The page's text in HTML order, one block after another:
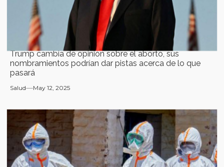
Trump cambia de opinión sobre el aborto, sus
nombramientos podrían dar pistas acerca de lo que
pasará
Salud May 12, 2025